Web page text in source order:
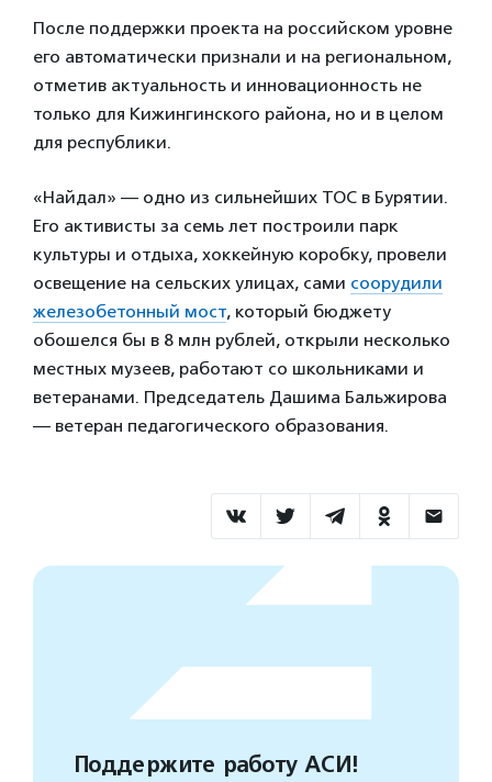
После поддержки проекта на российском уровне
его автоматически признали и на региональном,
отметив актуальность и инновационность не
только для Кижингинского района, но и в целом
для республики.
«Найдал» — одно из сильнейших ТОС в Бурятии.
Его активисты за семь лет построили парк
культуры и отдыха, хоккейную коробку, провели
освещение на сельских улицах, сами соорудили
железобетонный мост, который бюджету
обошелся бы в 8 млн рублей, открыли несколько
местных музеев, работают со школьниками и
ветеранами. Председатель Дашима Бальжирова
— ветеран педагогического образования.
Поддержите работу АСИ!